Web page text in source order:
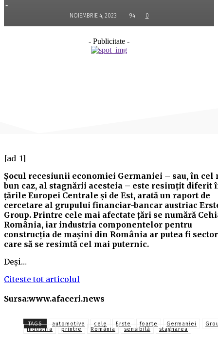
-
NOIEMBRIE 4, 2023 94 0
- Publicitate -
[ad_1]
Șocul recesiunii economiei Germaniei – sau, în cel
bun caz, al stagnării acesteia – este resimțit diferit
țările Europei Centrale și de Est, arată un raport de
cercetare al grupului financiar-bancar austriac
Group. Printre cele mai afectate țări se numără
România, iar industria componentelor pentru
construcția de mașini din România ar putea fi
care să se resimtă cel mai puternic.
Deși…
Citeste tot articolul
Sursa:www.afaceri.news
TAGS automotive cele Erste foarte Germaniei
industria
printre România sensibilă stagnarea